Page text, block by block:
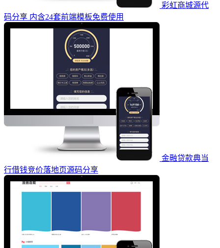
彩虹商城源代
码分享 内含24套前端模板免费使用
金融贷款典当
行借钱竞价落地页源码分享